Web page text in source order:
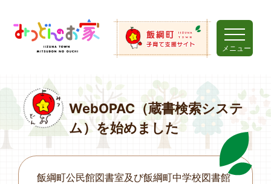
メニュー
WebOPAC（蔵書検索システ
ム）を始めました
飯綱町公民館図書室及び飯綱町中学校図書館